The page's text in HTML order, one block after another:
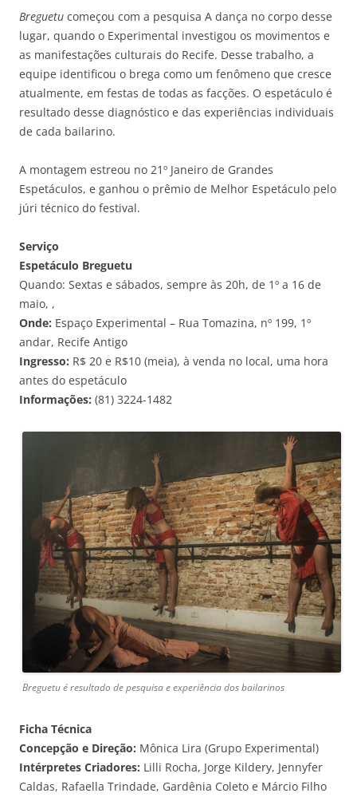
Breguetu começou com a pesquisa A dança no corpo desse
lugar, quando o Experimental investigou os movimentos e
as manifestações culturais do Recife. Desse trabalho, a
equipe identificou o brega como um fenômeno que cresce
atualmente, em festas de todas as facções. O espetáculo é
resultado desse diagnóstico e das experiências individuais
de cada bailarino.
A montagem estreou no 21º Janeiro de Grandes
Espetáculos, e ganhou o prêmio de Melhor Espetáculo pelo
júri técnico do festival.
Serviço
Espetáculo Breguetu
Quando: Sextas e sábados, sempre às 20h, de 1º a 16 de
maio, ,
Onde: Espaço Experimental – Rua Tomazina, nº 199, 1º
andar, Recife Antigo
Ingresso: R$ 20 e R$10 (meia), à venda no local, uma hora
antes do espetáculo
Informações: (81) 3224-1482
Breguetu é resultado de pesquisa e experiência dos bailarinos
Ficha Técnica
Concepção e Direção: Mônica Lira (Grupo Experimental)
Intérpretes Criadores: Lilli Rocha, Jorge Kildery, Jennyfer
Caldas, Rafaella Trindade, Gardênia Coleto e Márcio Filho